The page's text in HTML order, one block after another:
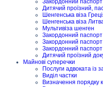
Закордонний паспорт
Дитячий проїзний,
Шенгенська віза
Шенгенська віза
Мультивіза шенген
Закордонний паспорт
Закордонний паспорт
Закордонний
Дитячий проїзний
Майнові суперечки
Послуги адвоката із
Виділ частки
Визначення порядку